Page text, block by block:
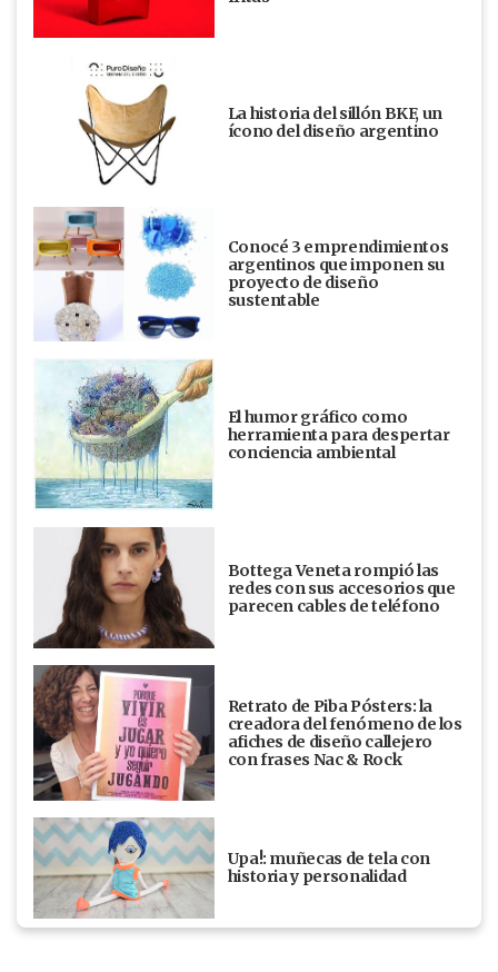
La historia del sillón BKF, un
ícono del diseño argentino
Conocé 3 emprendimientos
argentinos que imponen su
proyecto de diseño
sustentable
El humor gráfico como
herramienta para despertar
conciencia ambiental
Bottega Veneta rompió las
redes con sus accesorios que
parecen cables de teléfono
Retrato de Piba Pósters: la
creadora del fenómeno de los
afiches de diseño callejero
con frases Nac & Rock
Upa!: muñecas de tela con
historia y personalidad